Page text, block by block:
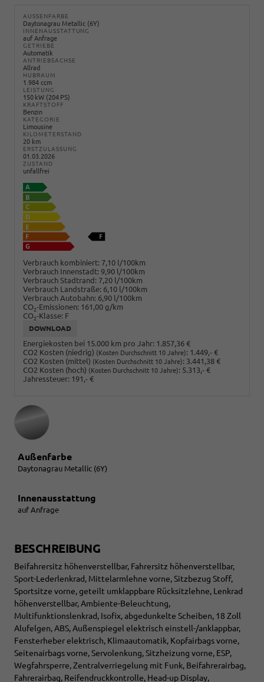
AUSSENFARBE
Daytonagrau Metallic (6Y)
INNENAUSSTATTUNG
auf Anfrage
GETRIEBE
Automatik
ANTRIEBSACHSE
Allrad
HUBRAUM
1.984 ccm
LEISTUNG
150 kW (204 PS)
KRAFTSTOFF
Benzin
KATEGORIE
Limousine
KILOMETERSTAND
20 km
ERSTZULASSUNG
01.03.2026
ZUSTAND
unfallfrei
Verbrauch kombiniert: 7,10 l/100km
Verbrauch Innenstadt: 9,90 l/100km
Verbrauch Stadtrand: 7,20 l/100km
Verbrauch Landstraße: 6,10 l/100km
Verbrauch Autobahn: 6,90 l/100km
CO2-Emissionen: 161,00 g/km
CO2-Klasse: F
DOWNLOAD
Energiekosten bei 15.000 km pro Jahr: 1.857,36 €
CO2 Kosten (niedrig) (Kosten Durchschnitt 10 Jahre): 1.449,- €
CO2 Kosten (mittel) (Kosten Durchschnitt 10 Jahre): 3.441,38 €
CO2 Kosten (hoch) (Kosten Durchschnitt 10 Jahre): 5.313,- €
Jahressteuer: 191,- €
Außenfarbe
Daytonagrau Metallic (6Y)
Innenausstattung
auf Anfrage
BESCHREIBUNG
Beifahrersitz höhenverstellbar, Fahrersitz höhenverstellbar,
Sport-Lederlenkrad, Mittelarmlehne vorne, Sitzbezug Stoff,
Sportsitze vorne, geteilt umklappbare Rücksitzlehne, Lenkrad
höhenverstellbar, Ambiente-Beleuchtung,
Multifunktionslenkrad, Isofix, abgedunkelte Scheiben, 18 Zoll
Alufelgen, ABS, Außenspiegel elektrisch einstell-/anklappbar,
Fensterheber elektrisch, Klimaautomatik, Kopfairbags vorne,
Seitenairbags vorne, Servolenkung, Sitzheizung vorne, ESP,
Wegfahrsperre, Zentralverriegelung mit Funk, Beifahrerairbag,
Fahrerairbag, Reifendruckkontrolle, Head-up Display,